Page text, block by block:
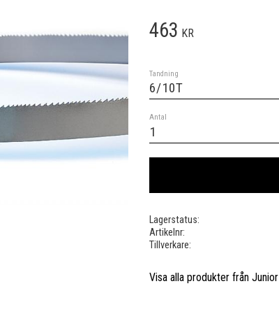
463 KR
Tandning
Antal
Lagerstatus
Artikelnr
Tillverkare
Visa alla produkter från Junior